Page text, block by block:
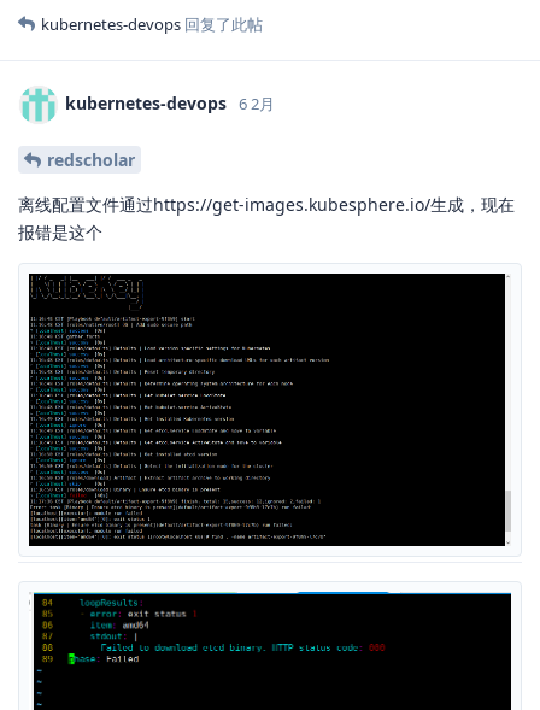
kubernetes-devops 回复了此帖
kubernetes-devops 6 2月
redscholar
离线配置文件通过https://get-images.kubesphere.io/生成，现在
报错是这个